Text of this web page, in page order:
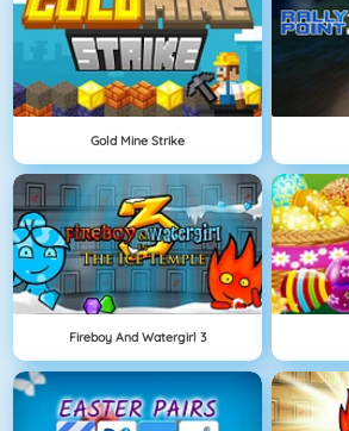
Gold Mine Strike
Fireboy And Watergirl 3